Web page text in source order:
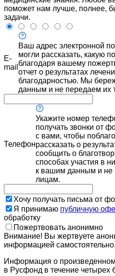
поможет нам лучше, полнее,
задачи.
E-
mail
Ваш адрес электронной
могли рассказать, какую
благодаря вашему
отчет о результатах
благодарностью. Мы
данным и не передаем их
Телефон
Укажите номер
получать звонки от
с вами, чтобы
рассказать о
сообщить о
способах участия в
к вашим данным и не
лицам.
Хочу получать письма от
Я принимаю публичную
обработку
Пожертвовать анонимно
Внимание! Вы жертвуете
информацией самостоятельно.
Информация о
в Русфонд в течение четырех